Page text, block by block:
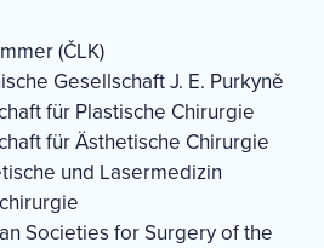
(ČLK)
Gesellschaft J. E. Purkyně
für Plastische Chirurgie
für Ästhetische Chirurgie
und Lasermedizin
Societies for Surgery of the